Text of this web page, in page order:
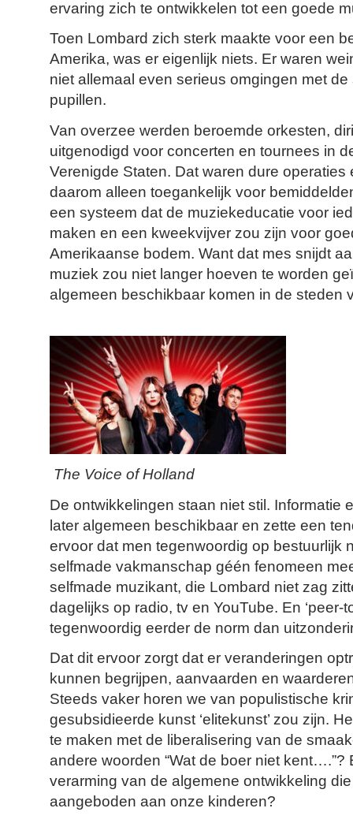
ervaring zich te ontwikkelen tot een goede
Toen Lombard zich sterk maakte voor een
Amerika, was er eigenlijk niets. Er waren
niet allemaal even serieus omgingen met
pupillen.
Van overzee werden beroemde orkesten,
uitgenodigd voor concerten en tournees in
Verenigde Staten. Dat waren dure
daarom alleen toegankelijk voor
een systeem dat de muziekeducatie voor
maken en een kweekvijver zou zijn voor
Amerikaanse bodem. Want dat mes snijdt
muziek zou niet langer hoeven te worden
algemeen beschikbaar komen in de steden
The Voice of Holland
De ontwikkelingen staan niet stil. Informatie
later algemeen beschikbaar en zette een
ervoor dat men tegenwoordig op bestuurlijk
selfmade vakmanschap géén fenomeen
selfmade muzikant, die Lombard niet zag
dagelijks op radio, tv en YouTube. En ‘peer-
tegenwoordig eerder de norm dan
Dat dit ervoor zorgt dat er veranderingen
kunnen begrijpen, aanvaarden en
Steeds vaker horen we van populistische
gesubsidieerde kunst ‘elitekunst’ zou zijn.
te maken met de liberalisering van de
andere woorden “Wat de boer niet kent….”?
verarming van de algemene ontwikkeling
aangeboden aan onze kinderen?